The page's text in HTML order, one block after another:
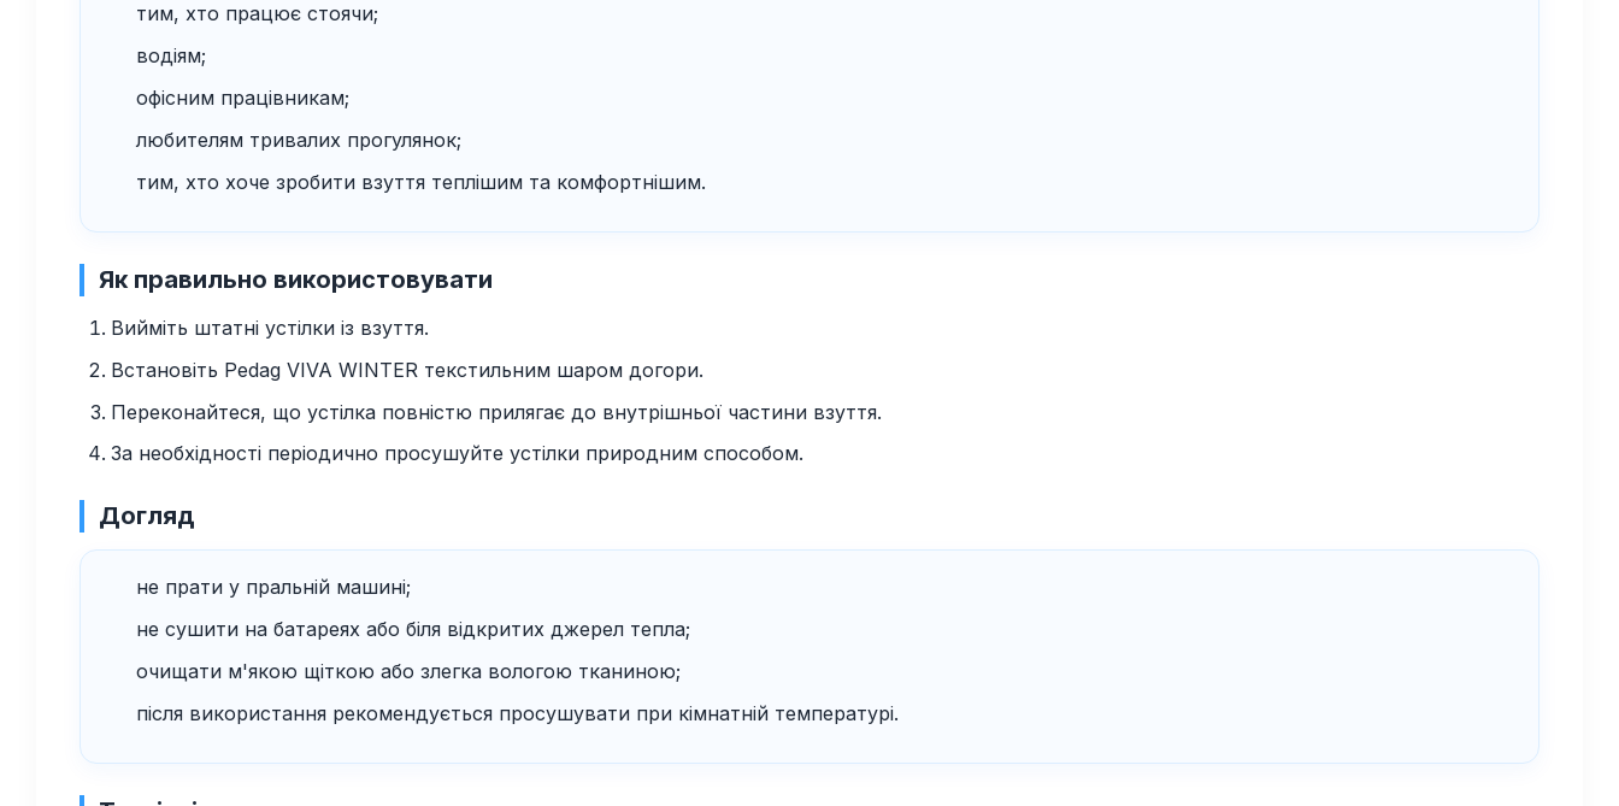
тим, хто працює стоячи;
водіям;
офісним працівникам;
любителям тривалих прогулянок;
тим, хто хоче зробити взуття теплішим та комфортнішим.
Як правильно використовувати
Вийміть штатні устілки із взуття.
Встановіть Pedag VIVA WINTER текстильним шаром догори.
Переконайтеся, що устілка повністю прилягає до внутрішньої частини взуття.
За необхідності періодично просушуйте устілки природним способом.
Догляд
не прати у пральній машині;
не сушити на батареях або біля відкритих джерел тепла;
очищати м'якою щіткою або злегка вологою тканиною;
після використання рекомендується просушувати при кімнатній температурі.